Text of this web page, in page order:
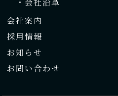
・会社沿革
会社案内
採用情報
お知らせ
お問い合わせ